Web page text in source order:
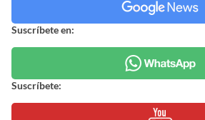
Suscríbete en:
Suscríbete: